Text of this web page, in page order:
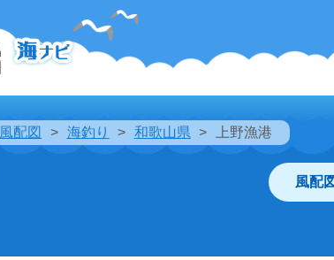
風配図 海釣り 和歌山県 上野漁港
風配